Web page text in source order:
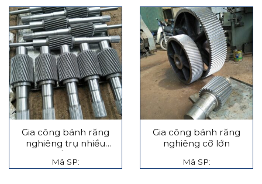
Gia công bánh răng
nghiêng trụ nhiều
tầng
Mã SP:
Gia công bánh răng
nghiêng cỡ lớn
Mã SP: